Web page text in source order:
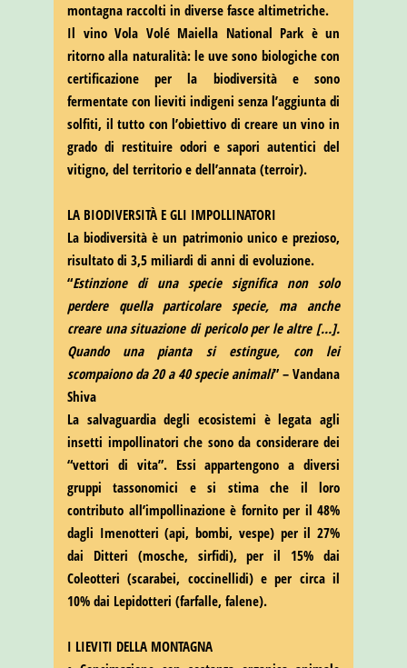
montagna raccolti in diverse fasce altimetriche.
Il vino Vola Volé Maiella National Park è un
ritorno alla naturalità: le uve sono biologiche con
certificazione per la biodiversità e sono
fermentate con lieviti indigeni senza l’aggiunta di
solfiti, il tutto con l’obiettivo di creare un vino in
grado di restituire odori e sapori autentici del
vitigno, del territorio e dell’annata (terroir).
LA BIODIVERSITÀ E GLI IMPOLLINATORI
La biodiversità è un patrimonio unico e prezioso,
risultato di 3,5 miliardi di anni di evoluzione.
“Estinzione di una specie significa non solo
perdere quella particolare specie, ma anche
creare una situazione di pericolo per le altre […].
Quando una pianta si estingue, con lei
scompaiono da 20 a 40 specie animali” – Vandana
Shiva
La salvaguardia degli ecosistemi è legata agli
insetti impollinatori che sono da considerare dei
“vettori di vita”. Essi appartengono a diversi
gruppi tassonomici e si stima che il loro
contributo all’impollinazione è fornito per il 48%
dagli Imenotteri (api, bombi, vespe) per il 27%
dai Ditteri (mosche, sirfidi), per il 15% dai
Coleotteri (scarabei, coccinellidi) e per circa il
10% dai Lepidotteri (farfalle, falene).
I LIEVITI DELLA MONTAGNA